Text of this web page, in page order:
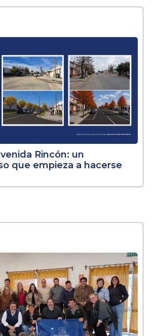
Rincón: un
que empieza a hacerse